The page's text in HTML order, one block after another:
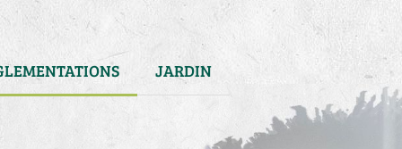
JARDIN